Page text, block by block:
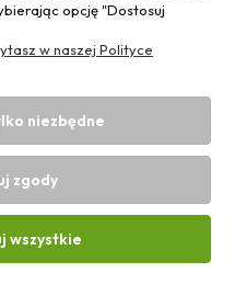
do maszyn E-ciągnik |
| NIP: 5562573838 | REGON:
opcję "Dostosuj
w naszej Polityce
niezbędne
zgody
wszystkie